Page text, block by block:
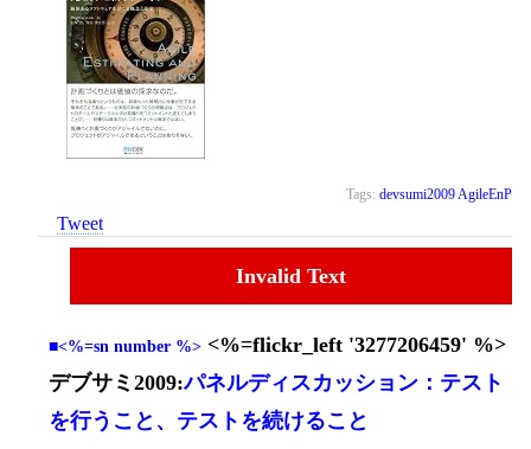
Tags: devsumi2009 AgileEnP
Tweet
Invalid Text
■<%=sn number %> <%=flickr_left '3277206459' %>
デブサミ2009:パネルディスカッション：テスト
を行うこと、テストを続けること